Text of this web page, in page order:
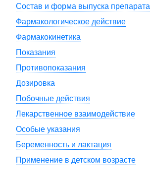
Состав и форма выпуска препарата
Фармакологическое действие
Фармакокинетика
Показания
Противопоказания
Дозировка
Побочные действия
Лекарственное взаимодействие
Особые указания
Беременность и лактация
Применение в детском возрасте